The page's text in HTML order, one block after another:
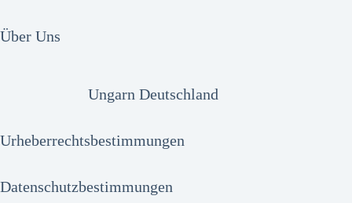
Über Uns
Ungarn Deutschland
Urheberrechtsbestimmungen
Datenschutzbestimmungen